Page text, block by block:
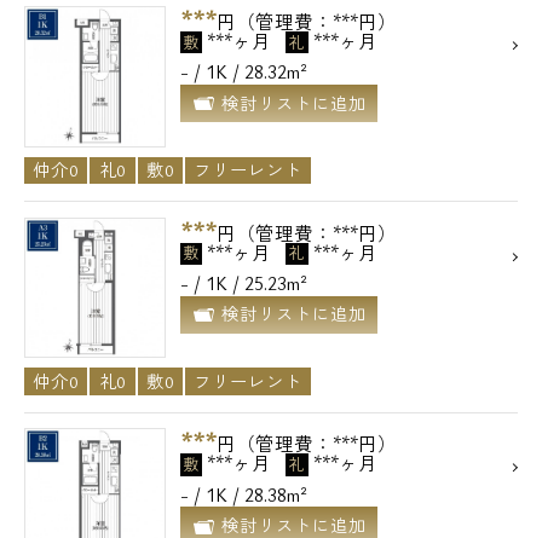
***円（管理費：***円）
敷 ***ヶ月 礼 ***ヶ月
- / 1K / 28.32m²
検討リストに追加
仲介0 礼0 敷0 フリーレント
***円（管理費：***円）
敷 ***ヶ月 礼 ***ヶ月
- / 1K / 25.23m²
検討リストに追加
仲介0 礼0 敷0 フリーレント
***円（管理費：***円）
敷 ***ヶ月 礼 ***ヶ月
- / 1K / 28.38m²
検討リストに追加